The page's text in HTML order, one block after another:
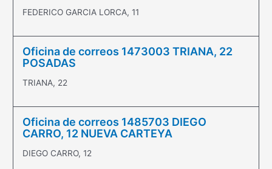
FEDERICO GARCIA LORCA, 11
Oficina de correos 1473003 TRIANA, 22
POSADAS
TRIANA, 22
Oficina de correos 1485703 DIEGO
CARRO, 12 NUEVA CARTEYA
DIEGO CARRO, 12